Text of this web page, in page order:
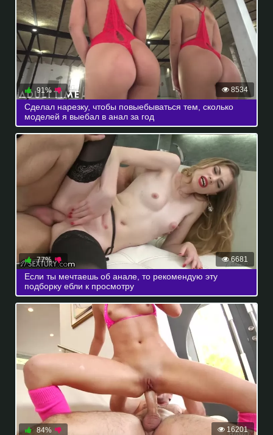
8534
91%
Сделал нарезку, чтобы повыебываться тем, сколько
моделей я выебал в анал за год
6681
77%
Если ты мечтаешь об анале, то рекомендую эту
подборку ебли к просмотру
16201
84%